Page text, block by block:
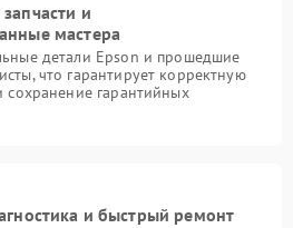
и
мастера
детали Epson и прошедшие
что гарантирует корректную
сохранение гарантийных
и быстрый ремонт